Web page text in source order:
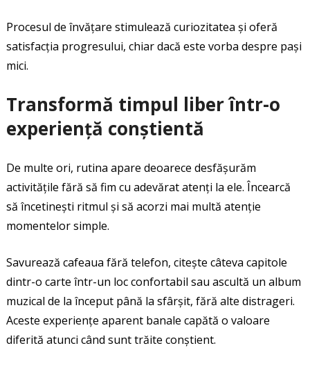
Procesul de învățare stimulează curiozitatea și oferă
satisfacția progresului, chiar dacă este vorba despre pași
mici.
Transformă timpul liber într-o
experiență conștientă
De multe ori, rutina apare deoarece desfășurăm
activitățile fără să fim cu adevărat atenți la ele. Încearcă
să încetinești ritmul și să acorzi mai multă atenție
momentelor simple.
Savurează cafeaua fără telefon, citește câteva capitole
dintr-o carte într-un loc confortabil sau ascultă un album
muzical de la început până la sfârșit, fără alte distrageri.
Aceste experiențe aparent banale capătă o valoare
diferită atunci când sunt trăite conștient.